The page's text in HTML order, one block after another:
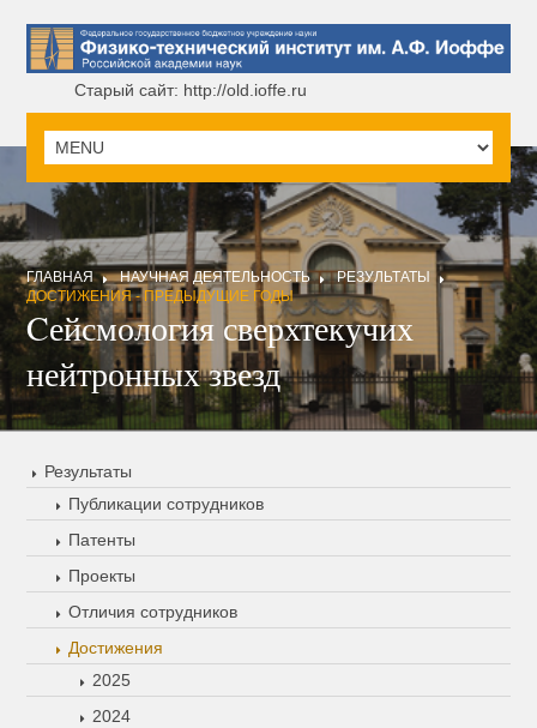
Старый сайт: http://old.ioffe.ru
ГЛАВНАЯ НАУЧНАЯ ДЕЯТЕЛЬНОСТЬ
РЕЗУЛЬТАТЫ
ДОСТИЖЕНИЯ - ПРЕДЫДУЩИЕ ГОДЫ
Cейсмология сверхтекучих
нейтронных звезд
Результаты
Публикации сотрудников
Патенты
Проекты
Отличия сотрудников
Достижения
2025
2024